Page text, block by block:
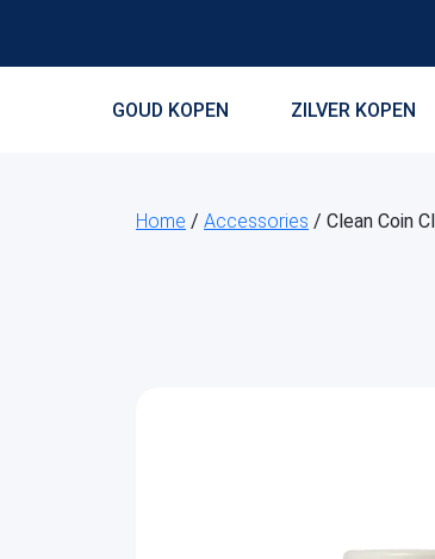
GOUD KOPEN ZILVER KOPEN
Home / Accessories / Clean Coin